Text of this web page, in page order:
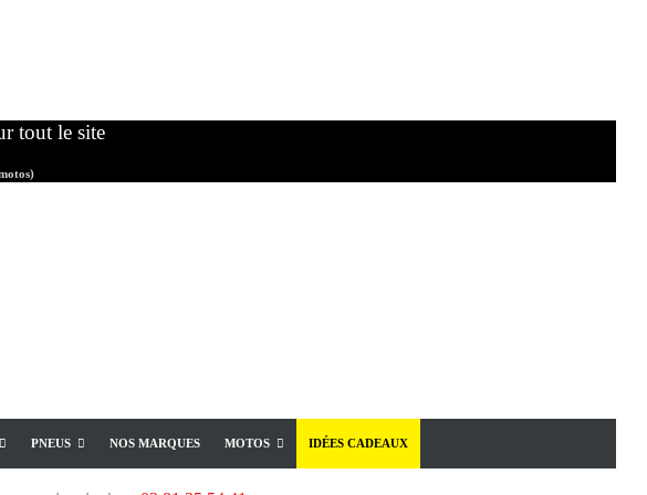
tout le site
PNEUS NOS MARQUES MOTOS IDÉES CADEAUX